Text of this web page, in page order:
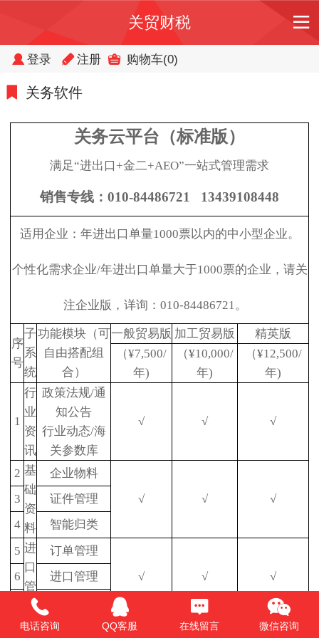
关贸财税
登录 注册 购物车(0)
关务软件
关务云平台（标准版）
满足“进出口+金二+AEO”一站式管理需求
销售专线：010-84486721 13439108448
适用企业：年进出口单量1000票以内的中小型企业。
个性化需求企业/年进出口单量大于1000票的企业，请关
注企业版，详询：010-84486721。
序
号
子
系
统
功能模块（可
自由搭配组
合）
一般贸易版 加工贸易版
精英版
（¥7,500/
年)
（¥10,000/
年)
（¥12,500/
年)
1
行
业
资
讯
政策法规/通
知公告
行业动态/海
关参数库
√ √ √
2 基
础
资
料
企业物料
√
√ √
3
证件管理
4
智能归类
5 进
口
管
理
订单管理
√
√ √
6
进口管理
出 订单管理
电话咨询 QQ客服 在线留言 微信咨询